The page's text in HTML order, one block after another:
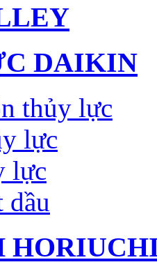
DAIKIN
thủy lực
lực
lực
dầu